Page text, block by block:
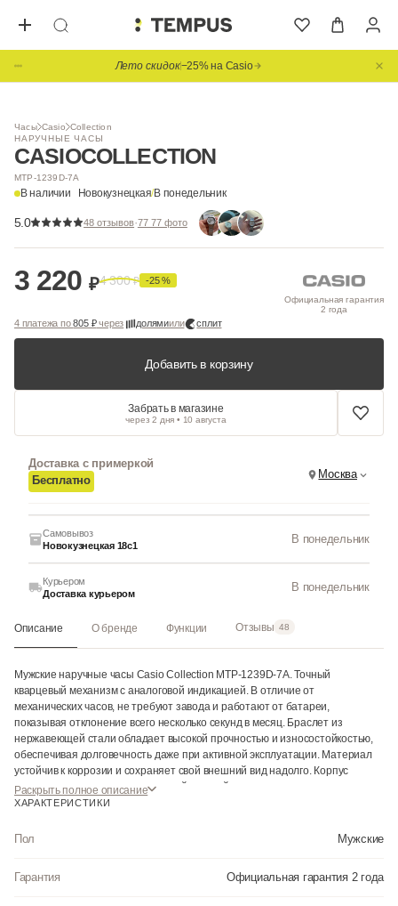
Лето скидок−25% на Casio
Часы Casio Collection
НАРУЧНЫЕ ЧАСЫ
CASIOCOLLECTION
MTP-1239D-7A
В наличии Новокузнецкая/В понедельник
5.0 48 отзывов·77 77 фото
1/ 2
3 220 ₽4 300₽ -25 %
Официальная гарантия
2 года
4 платежа по805 ₽через долямиили сплит
Добавить в корзину
Забрать в магазине
через 2 дня • 10 августа
Доставка с примеркой
Бесплатно
Москва
Самовывоз
Новокузнецкая 18с1
В понедельник
Курьером
Доставка курьером
В понедельник
Описание О бренде Функции Отзывы 48
Мужские наручные часы Casio Collection MTP-1239D-7A. Точный
кварцевый механизм с аналоговой индикацией. В отличие от
механических часов, не требуют завода и работают от батареи,
показывая отклонение всего несколько секунд в месяц. Браслет из
нержавеющей стали обладает высокой прочностью и износостойкостью,
обеспечивая долговечность даже при активной эксплуатации. Материал
устойчив к коррозии и сохраняет свой внешний вид надолго. Корпус
изготовлен из высококачественной часовой латуни с высокими
антикоррозийными свойствами. Прочное, устойчивое к царапинам
водонепроницаемыми до 3 Бар. Цвет корпуса: Серебристый. Цвет
Инструкция к Casio MTP-1239D-7A на русском языке
Раскрыть полное описание
ХАРАКТЕРИСТИКИ
Пол Мужские
Гарантия Официальная гарантия 2 года